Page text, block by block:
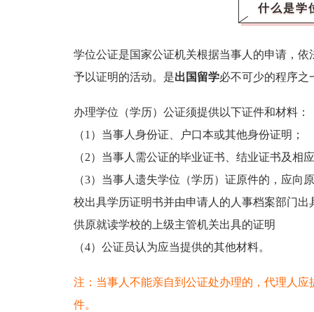
什么是学
学位公证是国家公证机关根据当事人的申请，
予以证明的活动。是出国留学必不可少的程序之
办理学位（学历）公证须提供以下证件和材料：
（1）当事人身份证、户口本或其他身份证明
（2）当事人需公证的毕业证书、结业证书及相
（3）当事人遗失学位（学历）证原件的，应
校出具学历证明书并由申请人的人事档案部门
供原就读学校的上级主管机关出具的证明
（4）公证员认为应当提供的其他材料。
注：当事人不能亲自到公证处办理的，代理人
件。